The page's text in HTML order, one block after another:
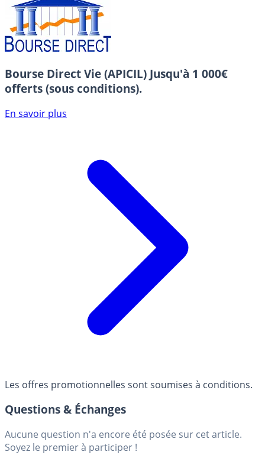
Bourse Direct Vie (APICIL) Jusqu'à 1 000€
offerts (sous conditions).
En savoir plus
Les offres promotionnelles sont soumises à conditions.
Questions & Échanges
Aucune question n'a encore été posée sur cet article.
Soyez le premier à participer !